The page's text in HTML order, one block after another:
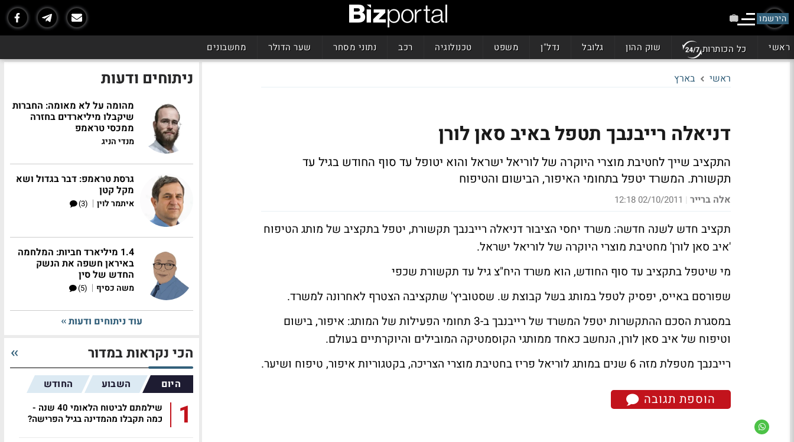
הירשמו
ראשי כל הכותרות שוק ההון גלובל נדל"ן משפט טכנולוגיה רכב נתוני מסחר שער הדולר מחשבונים
ראשי בארץ
דניאלה רייבנבך תטפל באיב סאן לורן
התקציב שייך לחטיבת מוצרי היוקרה של לוריאל ישראל והוא יטופל עד סוף החודש בגיל עד
תקשורת. המשרד יטפל בתחומי האיפור, הבישום והטיפוח
אלה ברייר |
02/10/2011 12:18
תקציב חדש לשנה חדשה: משרד יחסי הציבור דניאלה רייבנבך תקשורת, יטפל בתקציב של מותג הטיפוח
'איב סאן לורן' מחטיבת מוצרי היוקרה של לוריאל ישראל.
מי שיטפל בתקציב עד סוף החודש, הוא משרד היח"צ גיל עד תקשורת שכפי
שפורסם באייס, יפסיק לטפל במותג בשל קבוצת ש. שסטוביץ' שתקציבה הצטרף לאחרונה למשרד.
במסגרת הסכם ההתקשרות יטפל המשרד של רייבנבך ב-3 תחומי הפעילות של המותג: איפור, בישום
וטיפוח של איב סאן לורן, הנחשב כאחד ממותגי הקוסמטיקה המובילים והיוקרתיים בעולם.
רייבנבך מטפלת מזה 6 שנים במותג לוריאל פריז בחטיבת מוצרי הצריכה, בקטגוריות איפור, טיפוח ושיער.
הוספת תגובה
ניתוחים ודעות
מהומה על לא מאומה: החברות
שיקבלו מיליארדים בחזרה
ממכסי טראמפ
מנדי הניג
גרסת טראמפ: דבר בגדול ושא
מקל קטן
איתמר לוין |
(3)
1.4 מיליארד חביות: המלחמה
באיראן חשפה את הנשק
החדש של סין
משה כסיף |
(5)
עוד ניתוחים ודעות
הכי נקראות במדור
היום השבוע החודש
1
שילמתם לביטוח הלאומי 40 שנה -
כמה תקבלו מהמדינה בגיל הפרישה?